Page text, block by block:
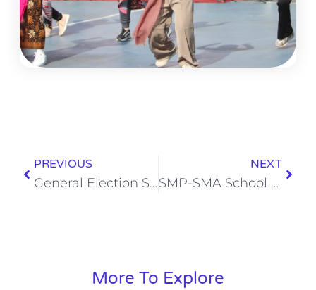
PREVIOUS
General Election SMP School of Human: Suara Demokrasi di Kalangan Pelajar
NEXT
SMP-SMA School of Human Meningkatkan Kualitas Pembelajaran Melalui Pelatihan Modifikasi Game Digital dan Boardgame
More To Explore